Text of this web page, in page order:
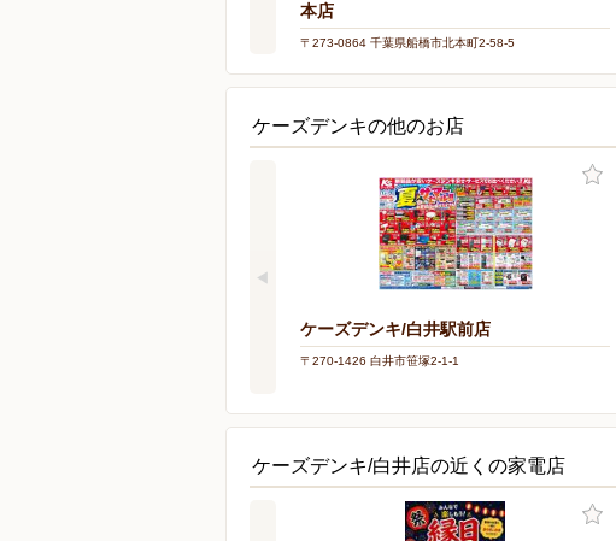
本店
〒273-0864 千葉県船橋市北本町2-58-5
ケーズデンキの他のお店
ケーズデンキ/白井駅前店
〒270-1426 白井市笹塚2-1-1
ケーズデンキ/白井店の近くの家電店